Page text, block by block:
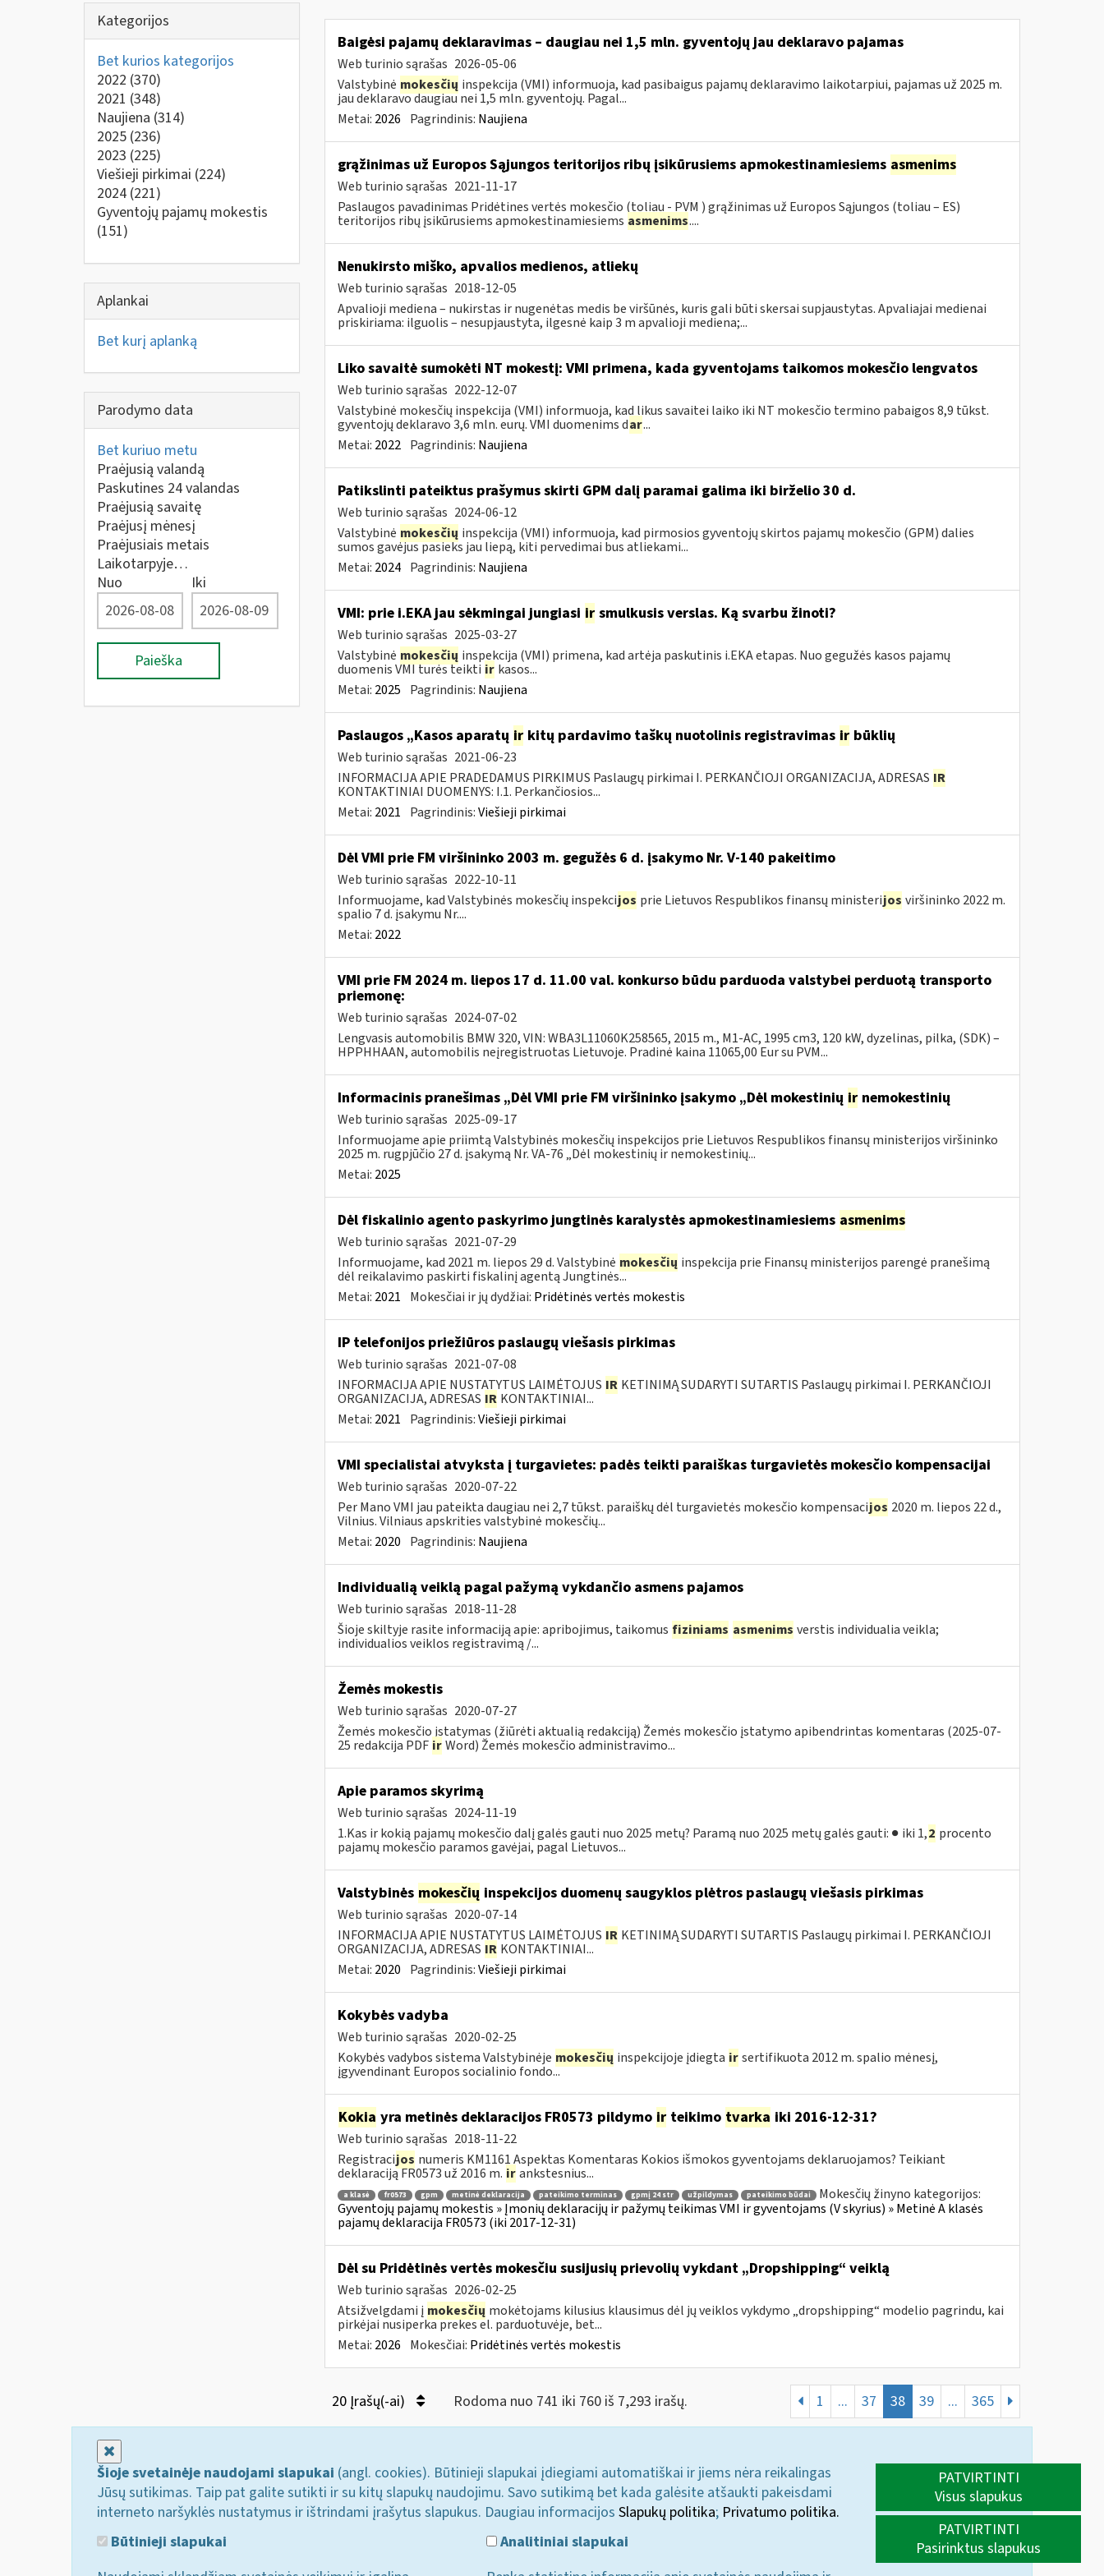
Kategorijos
Bet kurios kategorijos
2022 (370)
2021 (348)
Naujiena (314)
2025 (236)
2023 (225)
Viešieji pirkimai (224)
2024 (221)
Gyventojų pajamų mokestis
(151)
Aplankai
Bet kurį aplanką
Parodymo data
Bet kuriuo metu
Praėjusią valandą
Paskutines 24 valandas
Praėjusią savaitę
Praėjusį mėnesį
Praėjusiais metais
Laikotarpyje…
Nuo
Iki
Paieška
Baigėsi pajamų deklaravimas – daugiau nei 1,5 mln. gyventojų jau deklaravo pajamas
Web turinio sąrašas 2026-05-06
Valstybinė mokesčių inspekcija (VMI) informuoja, kad pasibaigus pajamų deklaravimo laikotarpiui, pajamas už 2025 m.
jau deklaravo daugiau nei 1,5 mln. gyventojų. Pagal...
Metai: 2026 Pagrindinis: Naujiena
grąžinimas už Europos Sąjungos teritorijos ribų įsikūrusiems apmokestinamiesiems asmenims
Web turinio sąrašas 2021-11-17
Paslaugos pavadinimas Pridėtines vertės mokesčio (toliau - PVM ) grąžinimas už Europos Sąjungos (toliau – ES)
teritorijos ribų įsikūrusiems apmokestinamiesiems asmenims....
Nenukirsto miško, apvalios medienos, atliekų
Web turinio sąrašas 2018-12-05
Apvalioji mediena – nukirstas ir nugenėtas medis be viršūnės, kuris gali būti skersai supjaustytas. Apvaliajai medienai
priskiriama: ilguolis – nesupjaustyta, ilgesnė kaip 3 m apvalioji mediena;...
Liko savaitė sumokėti NT mokestį: VMI primena, kada gyventojams taikomos mokesčio lengvatos
Web turinio sąrašas 2022-12-07
Valstybinė mokesčių inspekcija (VMI) informuoja, kad likus savaitei laiko iki NT mokesčio termino pabaigos 8,9 tūkst.
gyventojų deklaravo 3,6 mln. eurų. VMI duomenims dar...
Metai: 2022 Pagrindinis: Naujiena
Patikslinti pateiktus prašymus skirti GPM dalį paramai galima iki birželio 30 d.
Web turinio sąrašas 2024-06-12
Valstybinė mokesčių inspekcija (VMI) informuoja, kad pirmosios gyventojų skirtos pajamų mokesčio (GPM) dalies
sumos gavėjus pasieks jau liepą, kiti pervedimai bus atliekami...
Metai: 2024 Pagrindinis: Naujiena
VMI: prie i.EKA jau sėkmingai jungiasi irsmulkusis verslas. Ką svarbu žinoti?
Web turinio sąrašas 2025-03-27
Valstybinė mokesčių inspekcija (VMI) primena, kad artėja paskutinis i.EKA etapas. Nuo gegužės kasos pajamų
duomenis VMI turės teikti ir kasos...
Metai: 2025 Pagrindinis: Naujiena
Paslaugos „Kasos aparatų irkitų pardavimo taškų nuotolinis registravimas irbūklių
Web turinio sąrašas 2021-06-23
INFORMACIJA APIE PRADEDAMUS PIRKIMUS Paslaugų pirkimai I. PERKANČIOJI ORGANIZACIJA, ADRESAS IR
KONTAKTINIAI DUOMENYS: I.1. Perkančiosios...
Metai: 2021 Pagrindinis:Viešieji pirkimai
Dėl VMI prie FM viršininko 2003 m. gegužės 6 d. įsakymo Nr. V-140 pakeitimo
Web turinio sąrašas 2022-10-11
Informuojame, kad Valstybinės mokesčių inspekcijos prie Lietuvos Respublikos finansų ministerijos viršininko 2022 m.
spalio 7 d. įsakymu Nr....
Metai: 2022
VMI prie FM 2024 m. liepos 17 d. 11.00 val. konkurso būdu parduoda valstybei perduotą transporto
priemonę:
Web turinio sąrašas 2024-07-02
Lengvasis automobilis BMW 320, VIN: WBA3L11060K258565, 2015 m., M1-AC, 1995 cm3, 120 kW, dyzelinas, pilka, (SDK) –
HPPHHAAN, automobilis neįregistruotas Lietuvoje. Pradinė kaina 11065,00 Eur su PVM...
Informacinis pranešimas „Dėl VMI prie FM viršininko įsakymo „Dėl mokestinių irnemokestinių
Web turinio sąrašas 2025-09-17
Informuojame apie priimtą Valstybinės mokesčių inspekcijos prie Lietuvos Respublikos finansų ministerijos viršininko
2025 m. rugpjūčio 27 d. įsakymą Nr. VA-76 „Dėl mokestinių ir nemokestinių...
Metai: 2025
Dėl fiskalinio agento paskyrimo jungtinės karalystės apmokestinamiesiems asmenims
Web turinio sąrašas 2021-07-29
Informuojame, kad 2021 m. liepos 29 d. Valstybinė mokesčių inspekcija prie Finansų ministerijos parengė pranešimą
dėl reikalavimo paskirti fiskalinį agentą Jungtinės...
Metai: 2021 Mokesčiai ir jų dydžiai: Pridėtinės vertės mokestis
IP telefonijos priežiūros paslaugų viešasis pirkimas
Web turinio sąrašas 2021-07-08
INFORMACIJA APIE NUSTATYTUS LAIMĖTOJUS IR KETINIMĄ SUDARYTI SUTARTIS Paslaugų pirkimai I. PERKANČIOJI
ORGANIZACIJA, ADRESAS IR KONTAKTINIAI...
Metai: 2021 Pagrindinis:Viešieji pirkimai
VMI specialistai atvyksta į turgavietes: padės teikti paraiškas turgavietės mokesčio kompensacijai
Web turinio sąrašas 2020-07-22
Per Mano VMI jau pateikta daugiau nei 2,7 tūkst. paraiškų dėl turgavietės mokesčio kompensacijos 2020 m. liepos 22 d.,
Vilnius. Vilniaus apskrities valstybinė mokesčių...
Metai: 2020 Pagrindinis: Naujiena
Individualią veiklą pagal pažymą vykdančio asmens pajamos
Web turinio sąrašas 2018-11-28
Šioje skiltyje rasite informaciją apie: apribojimus, taikomus fiziniams asmenims verstis individualia veikla;
individualios veiklos registravimą /...
Žemės mokestis
Web turinio sąrašas 2020-07-27
Žemės mokesčio įstatymas (žiūrėti aktualią redakciją) Žemės mokesčio įstatymo apibendrintas komentaras (2025-07-
25 redakcija PDF ir Word) Žemės mokesčio administravimo...
Apie paramos skyrimą
Web turinio sąrašas 2024-11-19
1.Kas ir kokią pajamų mokesčio dalį galės gauti nuo 2025 metų? Paramą nuo 2025 metų galės gauti: ● iki 1,2 procento
pajamų mokesčio paramos gavėjai, pagal Lietuvos...
Valstybinės mokesčių inspekcijos duomenų saugyklos plėtros paslaugų viešasis pirkimas
Web turinio sąrašas 2020-07-14
INFORMACIJA APIE NUSTATYTUS LAIMĖTOJUS IR KETINIMĄ SUDARYTI SUTARTIS Paslaugų pirkimai I. PERKANČIOJI
ORGANIZACIJA, ADRESAS IR KONTAKTINIAI...
Metai: 2020 Pagrindinis:Viešieji pirkimai
Kokybės vadyba
Web turinio sąrašas 2020-02-25
Kokybės vadybos sistema Valstybinėje mokesčių inspekcijoje įdiegta ir sertifikuota 2012 m. spalio mėnesį,
įgyvendinant Europos socialinio fondo...
Kokia yra metinės deklaracijos FR0573 pildymo irteikimo tvarka iki 2016-12-31?
Web turinio sąrašas 2018-11-22
Registracijos numeris KM1161 Aspektas Komentaras Kokios išmokos gyventojams deklaruojamos? Teikiant
deklaraciją FR0573 už 2016 m. ir ankstesnius...
a klasė fr0573 gpm metinė deklaracija pateikimo terminas gpmį 24 str užpildymas pateikimo būdai
Mokesčių žinyno kategorijos:
Gyventojų pajamų mokestis » Įmonių deklaracijų ir pažymų teikimas VMI ir gyventojams (V skyrius) » Metinė A klasės
pajamų deklaracija FR0573 (iki 2017-12-31)
Dėl su Pridėtinės vertės mokesčiu susijusių prievolių vykdant „Dropshipping“ veiklą
Web turinio sąrašas 2026-02-25
Atsižvelgdami į mokesčių mokėtojams kilusius klausimus dėl jų veiklos vykdymo „dropshipping“ modelio pagrindu, kai
pirkėjai nusiperka prekes el. parduotuvėje, bet...
Metai: 2026 Mokesčiai: Pridėtinės vertės mokestis
20 Įrašų(-ai) Rodoma nuo 741 iki 760 iš 7,293 irašų. 1 ... 37 38 39 ... 365
Šioje svetainėje naudojami slapukai (angl. cookies). Būtinieji slapukai įdiegiami automatiškai ir jiems nėra reikalingas
Jūsų sutikimas. Taip pat galite sutikti ir su kitų slapukų naudojimu. Savo sutikimą bet kada galėsite atšaukti pakeisdami
interneto naršyklės nustatymus ir ištrindami įrašytus slapukus. Daugiau informacijos Slapukų politika; Privatumo politika.
Būtinieji slapukai
Analitiniai slapukai
PATVIRTINTI
Visus slapukus
PATVIRTINTI
Pasirinktus slapukus